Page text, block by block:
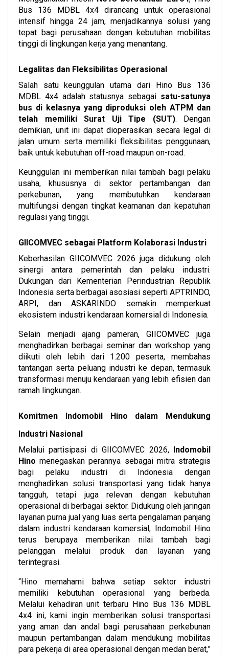
Bus 136 MDBL 4x4 dirancang untuk operasional
intensif hingga 24 jam, menjadikannya solusi yang
tepat bagi perusahaan dengan kebutuhan mobilitas
tinggi di lingkungan kerja yang menantang.
Legalitas dan Fleksibilitas Operasional
Salah satu keunggulan utama dari Hino Bus 136
MDBL 4x4 adalah statusnya sebagai satu-satunya
bus di kelasnya yang diproduksi oleh ATPM dan
telah memiliki Surat Uji Tipe (SUT). Dengan
demikian, unit ini dapat dioperasikan secara legal di
jalan umum serta memiliki fleksibilitas penggunaan,
baik untuk kebutuhan off-road maupun on-road.
Keunggulan ini memberikan nilai tambah bagi pelaku
usaha, khususnya di sektor pertambangan dan
perkebunan, yang membutuhkan kendaraan
multifungsi dengan tingkat keamanan dan kepatuhan
regulasi yang tinggi.
GIICOMVEC sebagai Platform Kolaborasi Industri
Keberhasilan GIICOMVEC 2026 juga didukung oleh
sinergi antara pemerintah dan pelaku industri.
Dukungan dari Kementerian Perindustrian Republik
Indonesia serta berbagai asosiasi seperti APTRINDO,
ARPI, dan ASKARINDO semakin memperkuat
ekosistem industri kendaraan komersial di Indonesia.
Selain menjadi ajang pameran, GIICOMVEC juga
menghadirkan berbagai seminar dan workshop yang
diikuti oleh lebih dari 1.200 peserta, membahas
tantangan serta peluang industri ke depan, termasuk
transformasi menuju kendaraan yang lebih efisien dan
ramah lingkungan.
Komitmen Indomobil Hino dalam Mendukung
Industri Nasional
Melalui partisipasi di GIICOMVEC 2026,
Indomobil
Hino menegaskan perannya sebagai mitra strategis
bagi pelaku industri di Indonesia dengan
menghadirkan solusi transportasi yang tidak hanya
tangguh, tetapi juga relevan dengan kebutuhan
operasional di berbagai sektor. Didukung oleh jaringan
layanan purna jual yang luas serta pengalaman panjang
dalam industri kendaraan komersial, Indomobil Hino
terus berupaya memberikan nilai tambah bagi
pelanggan melalui produk dan layanan yang
terintegrasi.
“Hino memahami bahwa setiap sektor industri
memiliki kebutuhan operasional yang berbeda.
Melalui kehadiran unit terbaru Hino Bus 136 MDBL
4x4 ini, kami ingin memberikan solusi transportasi
yang aman dan andal bagi perusahaan perkebunan
maupun pertambangan dalam mendukung mobilitas
para pekerja di area operasional dengan medan berat,”